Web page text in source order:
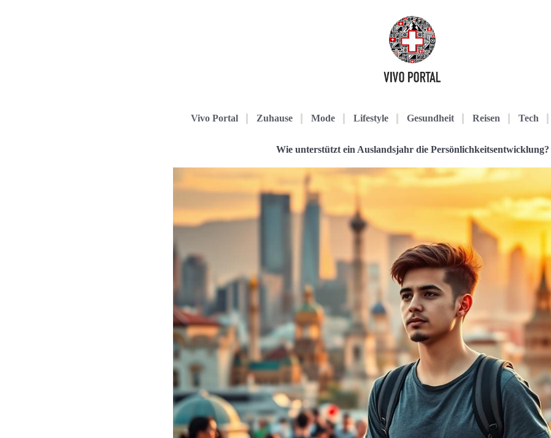
Vivo Portal Zuhause Mode Lifestyle Gesundheit Reisen Tech
Wie unterstützt ein Auslandsjahr die Persönlichkeitsentwicklung?